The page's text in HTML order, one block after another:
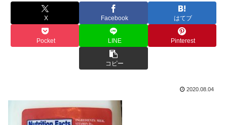
X Facebook はてブ
Pocket LINE Pinterest
コピー
2020.08.04